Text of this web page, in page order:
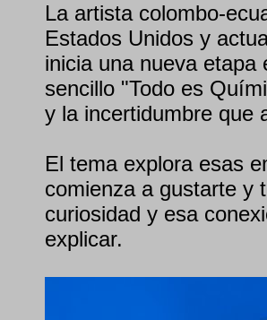
La artista colombo-
Estados Unidos y
inicia una nueva
sencillo "Todo es
y la incertidumbre que
El tema explora esas
comienza a gustarte y
curiosidad y esa
explicar.